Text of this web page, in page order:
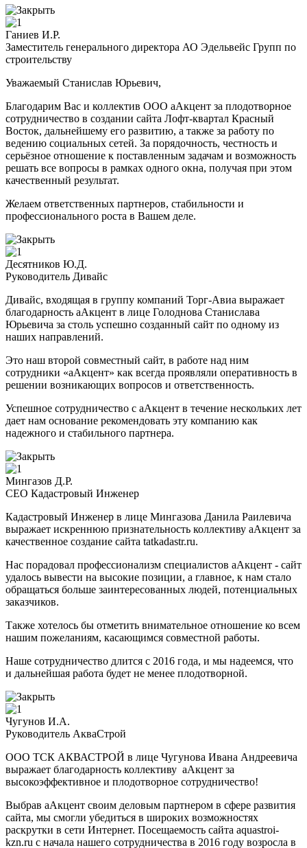
Ганиев И.Р.
Заместитель генерального директора АО Эдельвейс Групп по
строительству
Уважаемый Станислав Юрьевич,
Благодарим Вас и коллектив ООО аАкцент за плодотворное
сотрудничество в создании сайта Лофт-квартал Красный
Восток, дальнейшему его развитию, а также за работу по
ведению социальных сетей. За порядочность, честность и
серьёзное отношение к поставленным задачам и возможность
решать все вопросы в рамках одного окна, получая при этом
качественный результат.
Желаем ответственных партнеров, стабильности и
профессионального роста в Вашем деле.
Десятников Ю.Д.
Руководитель Дивайс
Дивайс, входящая в группу компаний Торг-Авиа выражает
благодарность аАкцент в лице Голоднова Станислава
Юрьевича за столь успешно созданный сайт по одному из
наших направлений.
Это наш второй совместный сайт, в работе над ним
сотрудники «аАкцент» как всегда проявляли оперативность в
решении возникающих вопросов и ответственность.
Успешное сотрудничество с аАкцент в течение нескольких лет
дает нам основание рекомендовать эту компанию как
надежного и стабильного партнера.
Мингазов Д.Р.
CEO Кадастровый Инженер
Кадастровый Инженер в лице Мингазова Данила Раилевича
выражает искреннюю признательность коллективу аАкцент за
качественное создание сайта tatkadastr.ru.
Нас порадовал профессионализм специалистов аАкцент - сайт
удалось вывести на высокие позиции, а главное, к нам стало
обращаться больше заинтересованных людей, потенциальных
заказчиков.
Также хотелось бы отметить внимательное отношение ко всем
нашим пожеланиям, касающимся совместной работы.
Наше сотрудничество длится с 2016 года, и мы надеемся, что
и дальнейшая работа будет не менее плодотворной.
Чугунов И.А.
Руководитель АкваСтрой
ООО ТСК АКВАСТРОЙ в лице Чугунова Ивана Андреевича
выражает благодарность коллективу аАкцент за
высокоэффективное и плодотворное сотрудничество!
Выбрав аАкцент своим деловым партнером в сфере развития
сайта, мы смогли убедиться в широких возможностях
раскрутки в сети Интернет. Посещаемость сайта aquastroi-
kzn.ru с начала нашего сотрудничества в 2016 году возросла в